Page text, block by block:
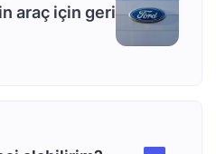
araç için geri